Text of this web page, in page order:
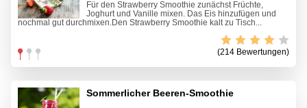
Für den Strawberry Smoothie zunächst Früchte,
Joghurt und Vanille mixen. Das Eis hinzufügen und
nochmal gut durchmixen.Den Strawberry Smoothie kalt zu Tisch...
(214 Bewertungen)
Sommerlicher Beeren-Smoothie